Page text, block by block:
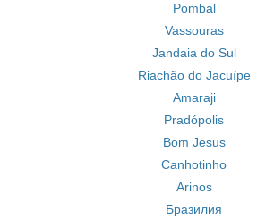
Pombal
Vassouras
Jandaia do Sul
Riachão do Jacuípe
Amaraji
Pradópolis
Bom Jesus
Canhotinho
Arinos
Бразилия